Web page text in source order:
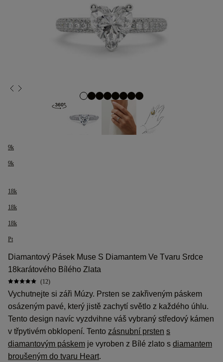
9k
9k
18k
18k
18k
Pt
Diamantový Pásek Muse S Diamantem Ve Tvaru Srdce
18karátového Bílého Zlata
(12)
Vychutnejte si záři Múzy. Prsten se zakřiveným páskem
osázeným pavé, který jistě zachytí světlo z každého úhlu.
Tento design navíc vyzdvihne váš vybraný středový kámen
v třpytivém obklopení. Tento zásnubní prsten s
diamantovým páskem je vyroben z Bílé zlato s diamantem
broušeným do tvaru Heart.